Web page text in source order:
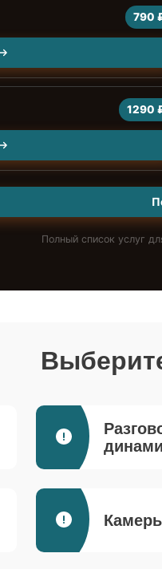
790
1290
Полный список услуг